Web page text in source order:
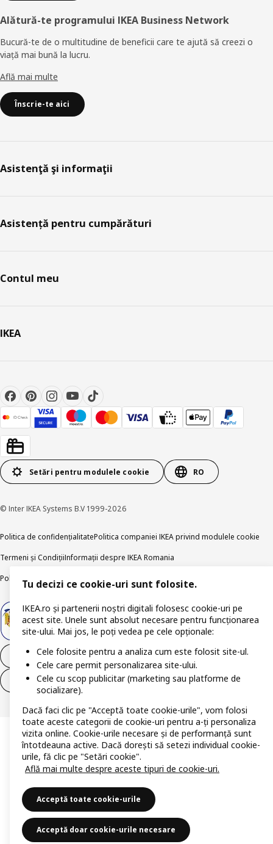
Alătură-te programului IKEA Business Network
Bucură-te de o multitudine de beneficii care te ajută să creezi o
viață mai bună la lucru.
Află mai multe
Înscrie-te aici
Asistenţă şi informaţii
Asistență pentru cumpărături
Contul meu
IKEA
Setări pentru modulele cookie RO
© Inter IKEA Systems B.V 1999-2026
Politica de confidențialitatePolitica companiei IKEA privind modulele cookie
Termeni și CondițiiInformații despre IKEA Romania
Politica de publicare responsabilă
Accesibilitatea digitală
Retrage-te din contract
Retrage-te din contract (servicii)
Tu decizi ce cookie-uri sunt folosite.
IKEA.ro și partenerii noștri digitali folosesc cookie-uri pe
acest site. Unele sunt absolut necesare pentru funcționarea
site-ului. Mai jos, le poți vedea pe cele opționale:
Cele folosite pentru a analiza cum este folosit site-ul.
Cele care permit personalizarea site-ului.
Cele cu scop publicitar (marketing sau platforme de
socializare).
Dacă faci clic pe "Acceptă toate cookie-urile", vom folosi
toate aceste categorii de cookie-uri pentru a-ți personaliza
vizita online. Cookie-urile necesare și de performanță sunt
întotdeauna active. Dacă dorești să setezi individual cookie-
urile, fă clic pe "Setări cookie".
Află mai multe despre aceste tipuri de cookie-uri.
Acceptă toate cookie-urile
Acceptă doar cookie-urile necesare